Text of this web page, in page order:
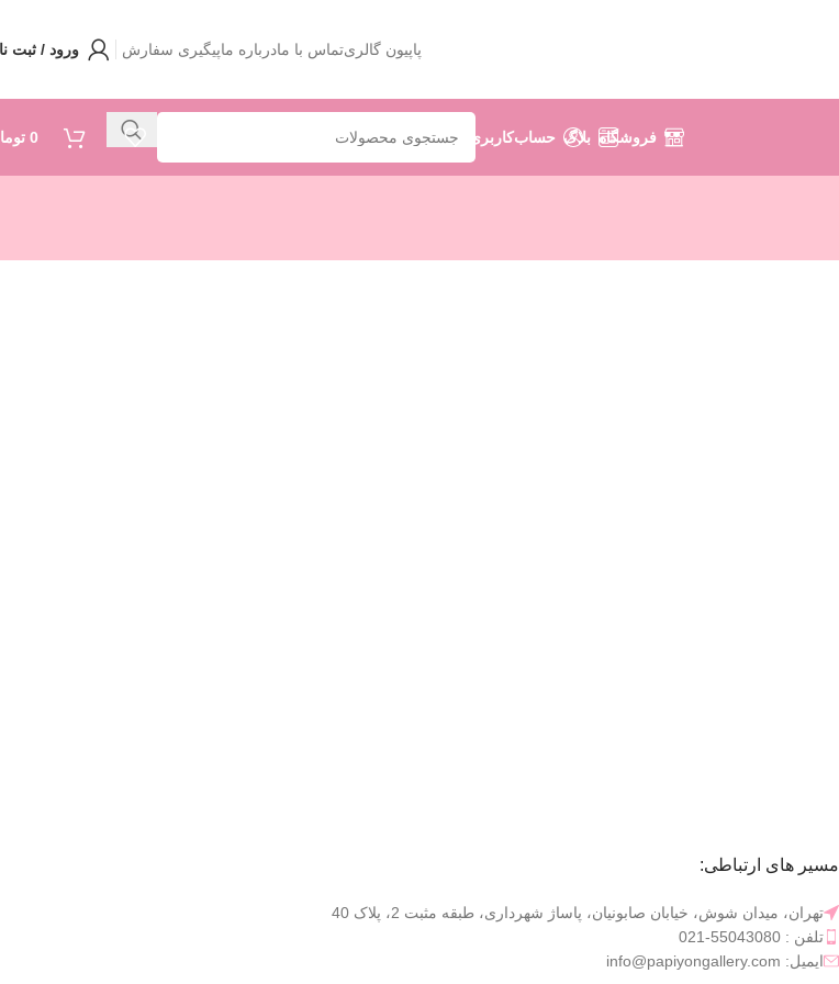
پاپیون گالریتماس با مادرباره ماپیگیری سفارش ورود / ثبت
فروشگاه بلاگ حساب‌کاربری 0
مسیر های ارتباطی:
تهران، میدان شوش، خیابان صابونیان، پاساژ شهرداری، طبقه مثبت 2، پلاک 40
تلفن : 55043080-021
ایمیل: info@papiyongallery.com